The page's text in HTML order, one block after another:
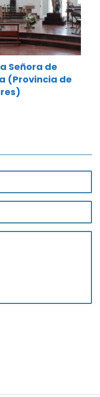
Señora de
(Provincia de